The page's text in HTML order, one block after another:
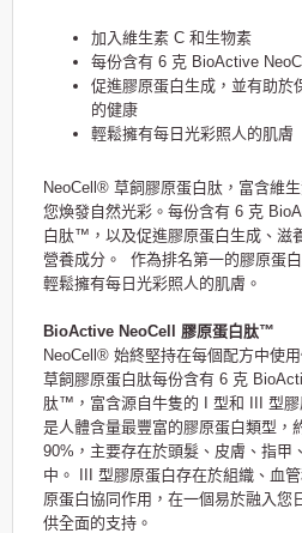
加入維生素 C 和生物素
每份含有 6 克 BioActive
促進膠原蛋白生成，並有助於
的健康
輕鬆擁有每日光彩照人的肌膚
NeoCell® 草飼膠原蛋白肽，富含維
您煥發自然光彩。每份含有 6 克
白肽™，以及促進膠原蛋白生成、滋
營養成分。 作為排名第一的膠原蛋
輕鬆擁有每日光彩照人的肌膚。
BioActive NeoCell 膠原蛋白肽™
NeoCell® 始終堅持在每個配方中使
草飼膠原蛋白肽每份含有 6 克
肽™，富含源自牛隻的 I 型和 III 型膠
是人體含量最豐富的膠原蛋白類型，
90%，主要存在於頭髮、皮膚、指甲
中。 III 型膠原蛋白存在於組織、血
原蛋白協同作用，在一個易於融入您
供全面的支持。